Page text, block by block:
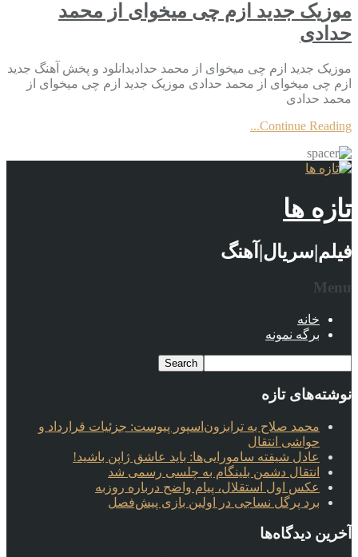
موزیک جدید ازم چی میخوای از محمد
حدادی
موزیک جدید ازم چی میخوای از محمد حدادیدانلود و پخش آهنگ جدید
ازم چی میخوای از محمد حدادی موزیک جدید ازم چی میخوای از
محمد حدادی
Continue Reading...
تازه ها
فیلم|سریال|آهنگ
Menu
خانه
برگه نمونه
نوشته‌های تازه
محمد صلاح به ترابزون‌اسپور پیوست: جزئیات قرارداد و
حواشی انتقال
عادل شیفته سامورایی‌ها: باید عاشق ژاپن باشید!
انتقال دشمن بلینگام به چلسی رسمی شد
عکس اول استقلال، پیام واضح درباره روزبه
برد پرگل نساجی در اولین بازی پیش‌فصل
آخرین دیدگاه‌ها